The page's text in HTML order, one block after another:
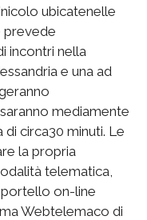
ubicatenelle
prevede
incontri nella
e una ad
mediamente
circa30 minuti. Le
la propria
telematica,
on-line
Webtelemaco di